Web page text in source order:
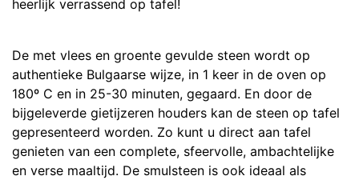
heerlijk verrassend op tafel!
De met vlees en groente gevulde steen wordt op
authentieke Bulgaarse wijze, in 1 keer in de oven op
180º C en in 25-30 minuten, gegaard. En door de
bijgeleverde gietijzeren houders kan de steen op tafel
gepresenteerd worden. Zo kunt u direct aan tafel
genieten van een complete, sfeervolle, ambachtelijke
en verse maaltijd. De smulsteen is ook ideaal als